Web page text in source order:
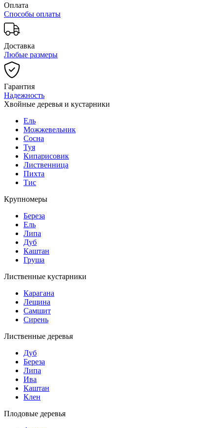
Оплата
Способы оплаты
Доставка
Любые размеры
Гарантия
Надежность
Хвойные деревья и кустарники
Ель
Можжевельник
Сосна
Туя
Кипарисовик
Лиственница
Пихта
Тис
Крупномеры
Береза
Ель
Липа
Дуб
Каштан
Груша
Лиственные кустарники
Карагана
Лещина
Самшит
Сирень
Лиственные деревья
Дуб
Береза
Липа
Ива
Каштан
Клен
Плодовые деревья